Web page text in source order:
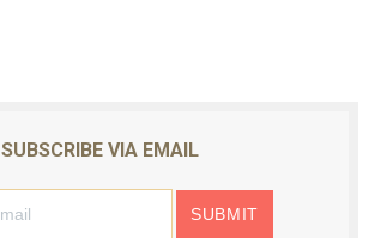
SUBSCRIBE VIA EMAIL